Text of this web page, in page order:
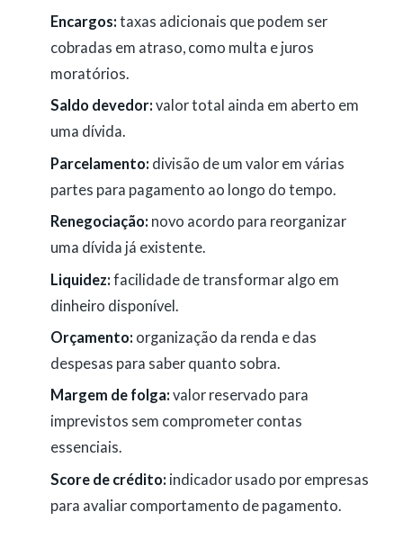
Encargos: taxas adicionais que podem ser
cobradas em atraso, como multa e juros
moratórios.
Saldo devedor: valor total ainda em aberto em
uma dívida.
Parcelamento: divisão de um valor em várias
partes para pagamento ao longo do tempo.
Renegociação: novo acordo para reorganizar
uma dívida já existente.
Liquidez: facilidade de transformar algo em
dinheiro disponível.
Orçamento: organização da renda e das
despesas para saber quanto sobra.
Margem de folga: valor reservado para
imprevistos sem comprometer contas
essenciais.
Score de crédito: indicador usado por empresas
para avaliar comportamento de pagamento.